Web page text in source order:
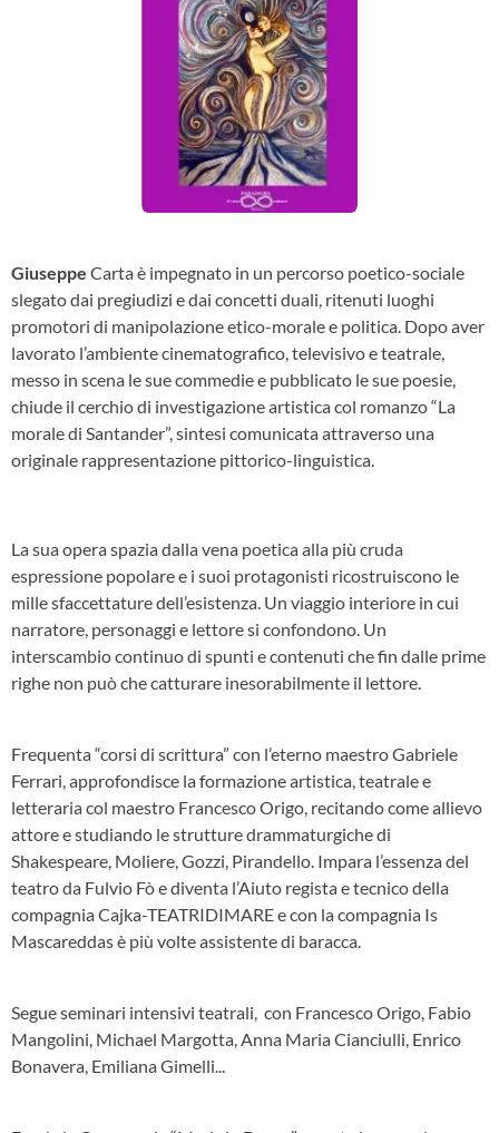
Giuseppe Carta è impegnato in un percorso poetico-sociale
slegato dai pregiudizi e dai concetti duali, ritenuti luoghi
promotori di manipolazione etico-morale e politica. Dopo aver
lavorato l’ambiente cinematografico, televisivo e teatrale,
messo in scena le sue commedie e pubblicato le sue poesie,
chiude il cerchio di investigazione artistica col romanzo “La
morale di Santander”, sintesi comunicata attraverso una
originale rappresentazione pittorico-linguistica.
La sua opera spazia dalla vena poetica alla più cruda
espressione popolare e i suoi protagonisti ricostruiscono le
mille sfaccettature dell’esistenza. Un viaggio interiore in cui
narratore, personaggi e lettore si confondono. Un
interscambio continuo di spunti e contenuti che fin dalle prime
righe non può che catturare inesorabilmente il lettore.
Frequenta “corsi di scrittura” con l’eterno maestro Gabriele
Ferrari, approfondisce la formazione artistica, teatrale e
letteraria col maestro Francesco Origo, recitando come allievo
attore e studiando le strutture drammaturgiche di
Shakespeare, Moliere, Gozzi, Pirandello. Impara l’essenza del
teatro da Fulvio Fò e diventa l’Aiuto regista e tecnico della
compagnia Cajka-TEATRIDIMARE e con la compagnia Is
Mascareddas è più volte assistente di baracca.
Segue seminari intensivi teatrali, con Francesco Origo, Fabio
Mangolini, Michael Margotta, Anna Maria Cianciulli, Enrico
Bonavera, Emiliana Gimelli...